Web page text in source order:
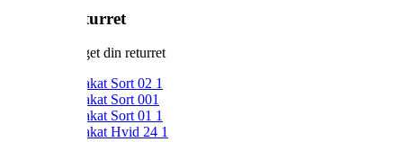
60 dage returret
Vi har forlænget din returret